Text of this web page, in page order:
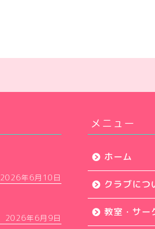
2026年6月10日
2026年6月9日
メニュー
ホーム
クラブにつ
教室・サー